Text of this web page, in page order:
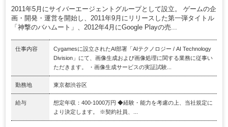
2011年5月にサイバーエージェントグループとして設立。 ゲームの企
画・開発・運営を開始し、2011年9月にリリースした第一弾タイトル
「神撃のバハムート」、2012年4月にGoogle Playの売...
仕事内容
Cygamesに設立されたAI部署「AIテクノロジー / AI Technology
Division」にて、画像生成および画像処理に関する業務に従事い
ただきます。 ・画像生成サービスの実証試験...
勤務地 東京都渋谷区
給与
想定年収：400-1000万円 ◆経験・能力を考慮の上、当社規定に
より決定します。 ※契約社員、...